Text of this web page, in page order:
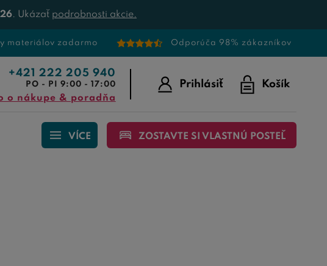
. Ukázať podrobnosti akcie.
materiálov zadarmo Odporúča 98% zákazníkov
+421 222 205 940
PO - PI 9:00 - 17:00
o nákupe & poradňa
Prihlásiť Košík
VÍCE ZOSTAVTE SI VLASTNÚ POSTEĽ